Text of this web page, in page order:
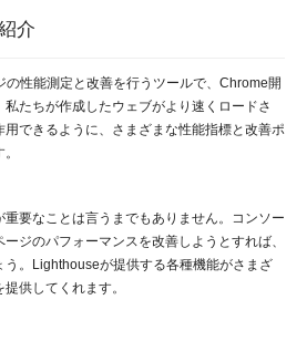
介
の性能測定と改善を行うツールで、Chrome開
たちが作成したウェブがより速くロードさ
できるように、さまざまな性能指標と改善ポ
要なことは言うまでもありません。コンソー
ジのパフォーマンスを改善しようとすれば、
う。Lighthouseが提供する各種機能がさまざ
供してくれます。